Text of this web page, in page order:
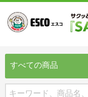
すべての商品